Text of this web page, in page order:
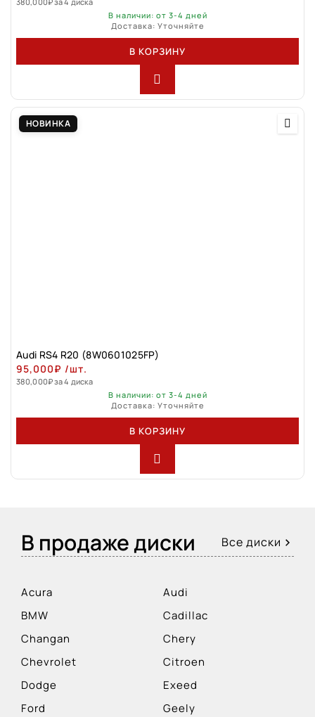
В наличии: от 3-4 дней
Доставка: Уточняйте
В КОРЗИНУ
НОВИНКА
Audi RS4 R20 (8W0601025FP)
95,000₽ /шт.
380,000₽за 4 диска
В наличии: от 3-4 дней
Доставка: Уточняйте
В КОРЗИНУ
В продаже диски Все диски
Acura
Audi
BMW
Cadillac
Changan
Chery
Chevrolet
Citroen
Dodge
Exeed
Ford
Geely